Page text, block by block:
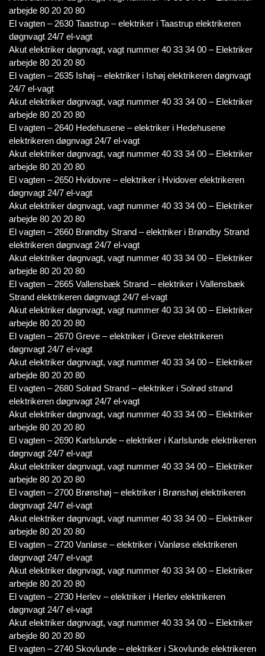
arbejde 80 20 20 80
El vagten – 2630 Taastrup – elektriker i Taastrup elektrikeren
døgnvagt 24/7 el-vagt
Akut elektriker døgnvagt, vagt nummer 40 33 34 00 – Elektriker
arbejde 80 20 20 80
El vagten – 2635 Ishøj – elektriker i Ishøj elektrikeren døgnvagt
24/7 el-vagt
Akut elektriker døgnvagt, vagt nummer 40 33 34 00 – Elektriker
arbejde 80 20 20 80
El vagten – 2640 Hedehusene – elektriker i Hedehusene
elektrikeren døgnvagt 24/7 el-vagt
Akut elektriker døgnvagt, vagt nummer 40 33 34 00 – Elektriker
arbejde 80 20 20 80
El vagten – 2650 Hvidovre – elektriker i Hvidover elektrikeren
døgnvagt 24/7 el-vagt
Akut elektriker døgnvagt, vagt nummer 40 33 34 00 – Elektriker
arbejde 80 20 20 80
El vagten – 2660 Brøndby Strand – elektriker i Brøndby Strand
elektrikeren døgnvagt 24/7 el-vagt
Akut elektriker døgnvagt, vagt nummer 40 33 34 00 – Elektriker
arbejde 80 20 20 80
El vagten – 2665 Vallensbæk Strand – elektriker i Vallensbæk
Strand elektrikeren døgnvagt 24/7 el-vagt
Akut elektriker døgnvagt, vagt nummer 40 33 34 00 – Elektriker
arbejde 80 20 20 80
El vagten – 2670 Greve – elektriker i Greve elektrikeren
døgnvagt 24/7 el-vagt
Akut elektriker døgnvagt, vagt nummer 40 33 34 00 – Elektriker
arbejde 80 20 20 80
El vagten – 2680 Solrød Strand – elektriker i Solrød strand
elektrikeren døgnvagt 24/7 el-vagt
Akut elektriker døgnvagt, vagt nummer 40 33 34 00 – Elektriker
arbejde 80 20 20 80
El vagten – 2690 Karlslunde – elektriker i Karlslunde elektrikeren
døgnvagt 24/7 el-vagt
Akut elektriker døgnvagt, vagt nummer 40 33 34 00 – Elektriker
arbejde 80 20 20 80
El vagten – 2700 Brønshøj – elektriker i Brønshøj elektrikeren
døgnvagt 24/7 el-vagt
Akut elektriker døgnvagt, vagt nummer 40 33 34 00 – Elektriker
arbejde 80 20 20 80
El vagten – 2720 Vanløse – elektriker i Vanløse elektrikeren
døgnvagt 24/7 el-vagt
Akut elektriker døgnvagt, vagt nummer 40 33 34 00 – Elektriker
arbejde 80 20 20 80
El vagten – 2730 Herlev – elektriker i Herlev elektrikeren
døgnvagt 24/7 el-vagt
Akut elektriker døgnvagt, vagt nummer 40 33 34 00 – Elektriker
arbejde 80 20 20 80
El vagten – 2740 Skovlunde – elektriker i Skovlunde elektrikeren